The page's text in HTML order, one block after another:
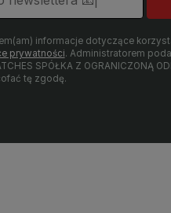
informacje dotyczące
prywatności. Administratorem
SPÓŁKA Z OGRANICZONĄ
tę zgodę.